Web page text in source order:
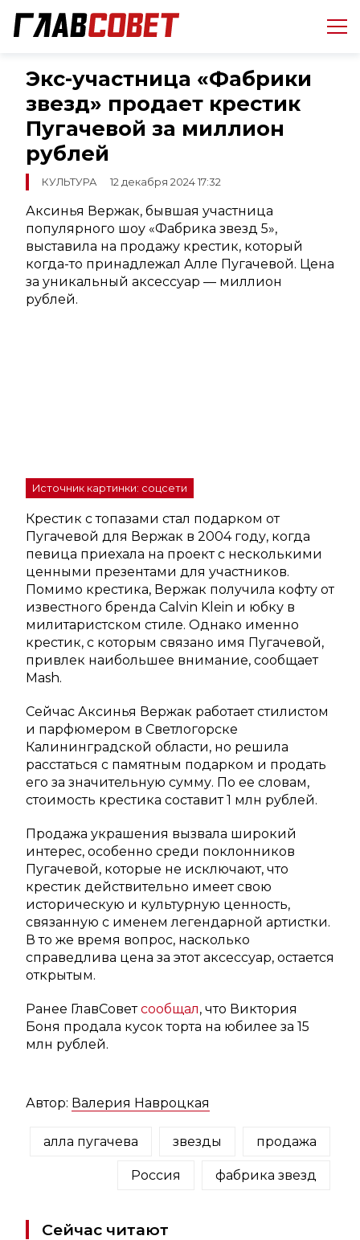
Экс-участница «Фабрики
звезд» продает крестик
Пугачевой за миллион
рублей
КУЛЬТУРА 12 декабря 2024 17:32
Аксинья Вержак, бывшая участница
популярного шоу «Фабрика звезд 5»,
выставила на продажу крестик, который
когда-то принадлежал Алле Пугачевой. Цена
за уникальный аксессуар — миллион
рублей.
Источник картинки: соцсети
Крестик с топазами стал подарком от
Пугачевой для Вержак в 2004 году, когда
певица приехала на проект с несколькими
ценными презентами для участников.
Помимо крестика, Вержак получила кофту от
известного бренда Calvin Klein и юбку в
милитаристском стиле. Однако именно
крестик, с которым связано имя Пугачевой,
привлек наибольшее внимание, сообщает
Mash.
Сейчас Аксинья Вержак работает стилистом
и парфюмером в Светлогорске
Калининградской области, но решила
расстаться с памятным подарком и продать
его за значительную сумму. По ее словам,
стоимость крестика составит 1 млн рублей.
Продажа украшения вызвала широкий
интерес, особенно среди поклонников
Пугачевой, которые не исключают, что
крестик действительно имеет свою
историческую и культурную ценность,
связанную с именем легендарной артистки.
В то же время вопрос, насколько
справедлива цена за этот аксессуар, остается
открытым.
Ранее ГлавСоветсообщал, что Виктория
Боня продала кусок торта на юбилее за 15
млн рублей.
Автор: Валерия Навроцкая
алла пугачева звезды продажа
Россия фабрика звезд
Сейчас читают